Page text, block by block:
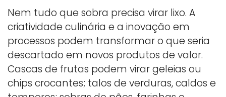
Nem tudo que sobra precisa virar lixo. A
criatividade culinária e a inovação em
processos podem transformar o que seria
descartado em novos produtos de valor.
Cascas de frutas podem virar geleias ou
chips crocantes; talos de verduras, caldos e